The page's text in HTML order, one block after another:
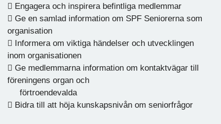
 Engagera och inspirera befintliga medlemmar
 Ge en samlad information om SPF Seniorerna som
organisation
 Informera om viktiga händelser och utvecklingen
inom organisationen
 Ge medlemmarna information om kontaktvägar till
föreningens organ och
förtroendevalda
 Bidra till att höja kunskapsnivån om seniorfrågor